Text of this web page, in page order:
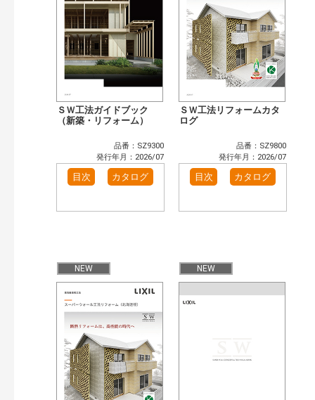
ＳＷ工法ガイドブック
（新築・リフォーム）
品番：SZ9300
発行年月：2026/07
目次 カタログ
ＳＷ工法リフォームカタ
ログ
品番：SZ9800
発行年月：2026/07
目次 カタログ
NEW NEW